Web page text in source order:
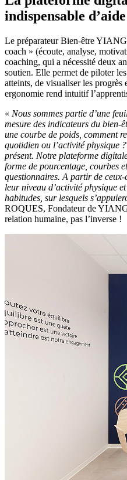
indispensable
Le préparateur Bien-être
coach » (écoute, analyse,
coaching, qui a nécessité deux
soutien. Elle permet de piloter
atteints, de visualiser les
ergonomie rend intuitif
« Nous sommes partie d’une
mesure des indicateurs du bien-
une courbe de poids, comment
quotidien ou l’activité physique
présent. Notre plateforme
forme de pourcentage, courbes
questionnaires. A partir de
leur niveau d’activité physique
habitudes, sur lesquels
ROQUES, Fondateur de
relation humaine, pas l’inverse !